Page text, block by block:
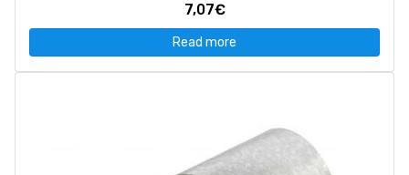
7,07€
Read more